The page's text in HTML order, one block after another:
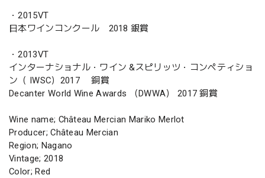
・2015VT
日本ワインコンクール 2018 銀賞
・2013VT
インターナショナル・ワイン &スピリッツ・コンペティショ
ン（ IWSC）2017 銅賞
Decanter World Wine Awards （DWWA） 2017 銅賞
Wine name; Château Mercian Mariko Merlot
Producer; Château Mercian
Region; Nagano
Vintage; 2018
Color; Red